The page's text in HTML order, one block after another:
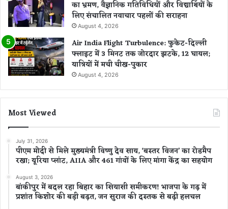
का भ्रमण, वैज्ञानिक गतिविधियों और विद्यार्थियों के
लिए संचालित नवाचार पहलों की सराहना
August 4, 2026
Air India Flight Turbulence: फुकेट-दिल्ली
फ्लाइट में 3 मिनट तक जोरदार झटके, 12 घायल;
यात्रियों में मची चीख-पुकार
August 4, 2026
Most Viewed
July 31, 2026
पीएम मोदी से मिले मुख्यमंत्री विष्णु देव साय, ‘बस्तर विजन’ का रोडमैप
रखा; यूरिया प्लांट, AIIA और 461 गांवों के लिए मांगा केंद्र का सहयोग
August 3, 2026
बांकीपुर में बदल रहा बिहार का सियासी समीकरण! भाजपा के गढ़ में
प्रशांत किशोर की बड़ी बढ़त, जन सुराज की दस्तक से बढ़ी हलचल